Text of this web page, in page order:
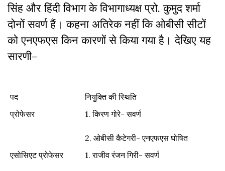
सिंह और हिंदी विभाग के विभागाध्यक्ष प्रो. कुमुद शर्मा
दोनों सवर्ण हैं। कहना अतिरेक नहीं कि ओबीसी सीटों
को एनएफएस किन कारणों से किया गया है। देखिए यह
सारणी–
पद
नियुक्ति की स्थिति
पद
नियुक्ति की स्थिति
प्रोफेसर 1. किरण गोरे- सवर्ण
2. ओबीसी कैटेगरी- एनएफएस घोषित
एसोसिएट प्रोफेसर
1. राजीव रंजन गिरी- सवर्ण